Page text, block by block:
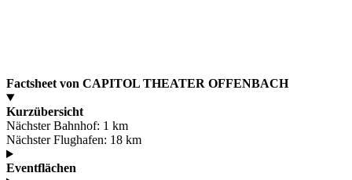
Factsheet von CAPITOL THEATER OFFENBACH
Kurzübersicht
Nächster Bahnhof: 1 km
Nächster Flughafen: 18 km
Eventflächen